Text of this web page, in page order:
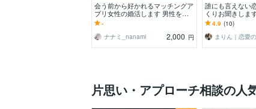
会う前から好かれるマッチングア
プリ女性の婚活します 男性をヌ
マらせ溺愛される解説動画✨ネッ
トに出回らない現場情報
-
ナナミ_nanami
2,000 円
誰にも言えない
くりお聞きしま
む恋のお悩みに
4.9 (10)
片思い・アプローチ相談の人